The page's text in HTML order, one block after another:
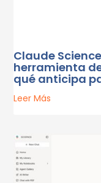
Claude
herramienta
qué anticipa
Leer Más